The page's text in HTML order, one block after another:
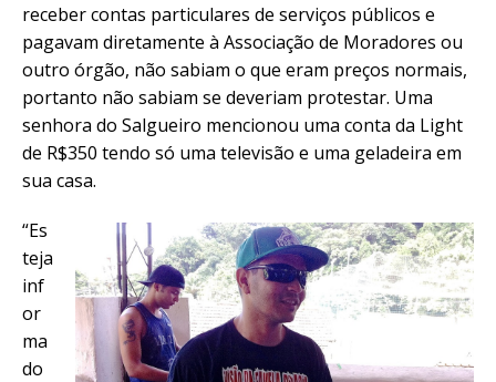
receber contas particulares de serviços públicos e
pagavam diretamente à Associação de Moradores ou
outro órgão, não sabiam o que eram preços normais,
portanto não sabiam se deveriam protestar. Uma
senhora do Salgueiro mencionou uma conta da Light
de R$350 tendo só uma televisão e uma geladeira em
sua casa.
“Es
teja
inf
or
ma
do